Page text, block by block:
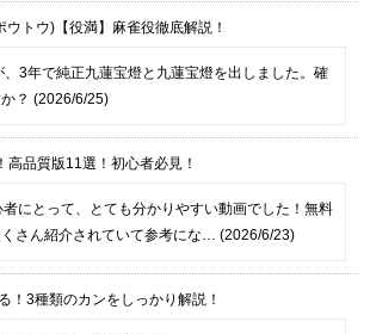
トウ)【役満】麻雀役徹底解説！
、3年で純正九蓮宝燈と九蓮宝燈を出しました。確
？ (2026/6/25)
高品質版11選！初心者必見！
者にとって、とても分かりやすい動画でした！無料
さん紹介されていて参考にな… (2026/6/23)
！3種類のカンをしっかり解説！